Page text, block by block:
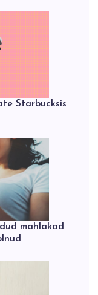
Starbucksis
mahlakad